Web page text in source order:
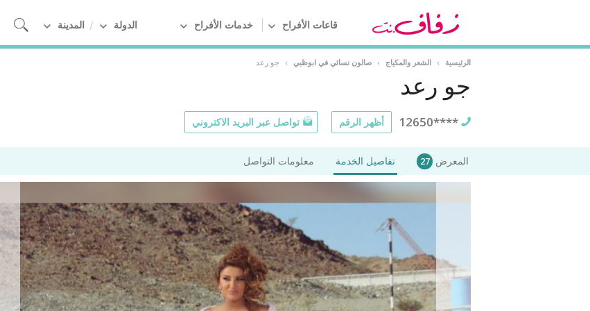
قاعات الأفراح خدمات الأفراح الدولة المدينة
الرئيسية › الشعر والمكياج › صالون نسائي في ابوظبي › جو رعد
جو رعد
12650**** أظهر الرقم تواصل عبر البريد الاكتروني
المعرض 27 تفاصيل الخدمة معلومات التواصل